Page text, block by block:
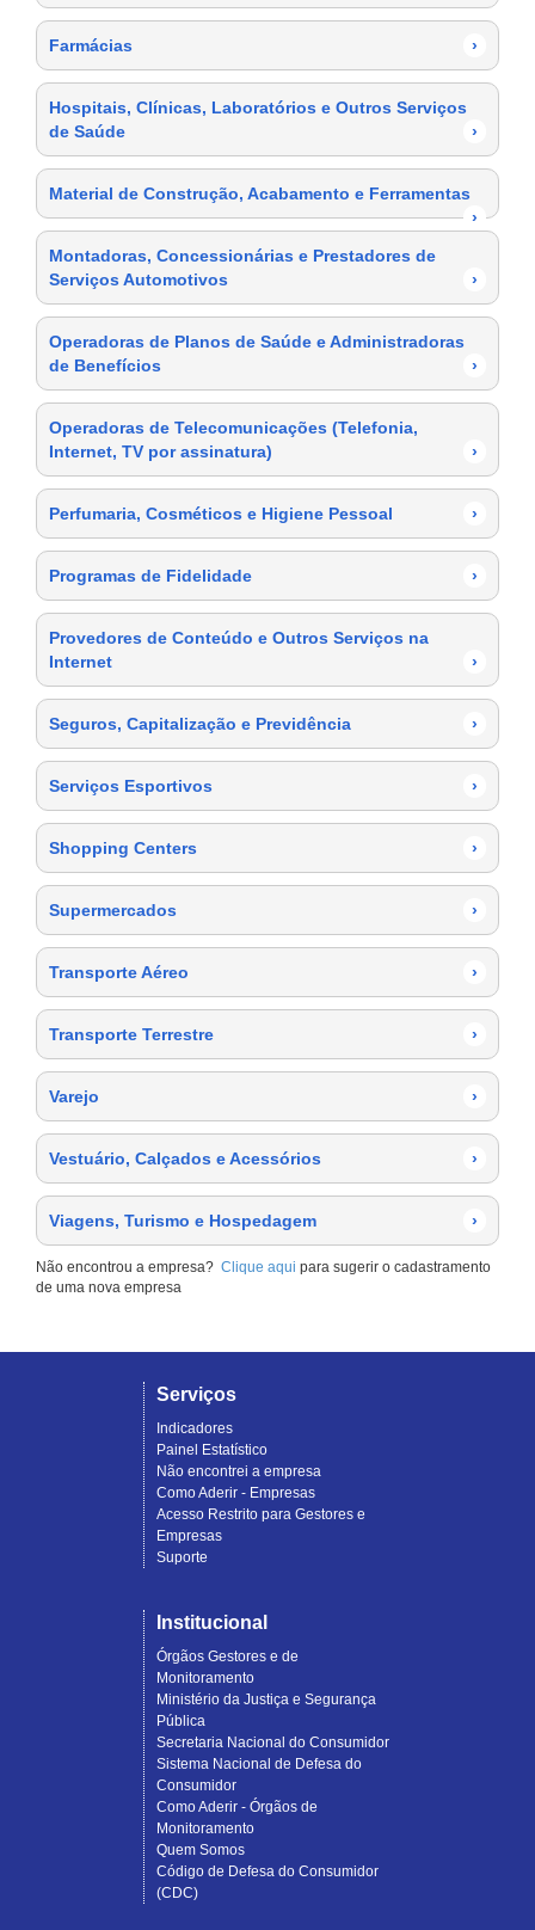
Farmácias ›
Hospitais, Clínicas, Laboratórios e Outros Serviços
de Saúde
›
Material de Construção, Acabamento e Ferramentas
›
Montadoras, Concessionárias e Prestadores de
Serviços Automotivos
›
Operadoras de Planos de Saúde e Administradoras
de Benefícios
›
Operadoras de Telecomunicações (Telefonia,
Internet, TV por assinatura)
›
Perfumaria, Cosméticos e Higiene Pessoal ›
Programas de Fidelidade ›
Provedores de Conteúdo e Outros Serviços na
Internet
›
Seguros, Capitalização e Previdência ›
Serviços Esportivos ›
Shopping Centers ›
Supermercados ›
Transporte Aéreo ›
Transporte Terrestre ›
Varejo ›
Vestuário, Calçados e Acessórios ›
Viagens, Turismo e Hospedagem ›
Não encontrou a empresa? Clique aqui para sugerir o cadastramento
de uma nova empresa
Serviços
Indicadores
Painel Estatístico
Não encontrei a empresa
Como Aderir - Empresas
Acesso Restrito para Gestores e
Empresas
Suporte
Institucional
Órgãos Gestores e de
Monitoramento
Ministério da Justiça e Segurança
Pública
Secretaria Nacional do Consumidor
Sistema Nacional de Defesa do
Consumidor
Como Aderir - Órgãos de
Monitoramento
Quem Somos
Código de Defesa do Consumidor
(CDC)